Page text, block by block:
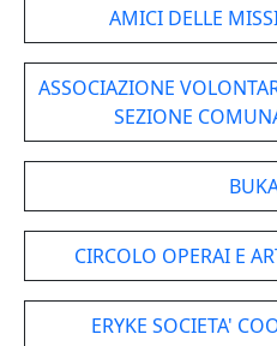
AMICI DELLE
ASSOCIAZIONE
SEZIONE
CIRCOLO OPERAI E
ERYKE SOCIETA'